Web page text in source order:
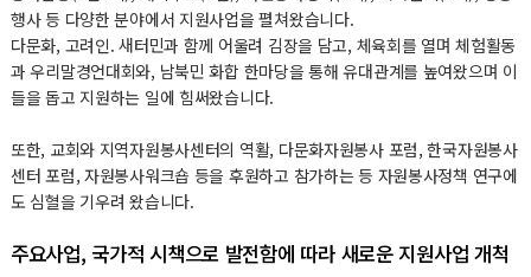
행사 등 다양한 분야에서 지원사업을 펼쳐왔습니다.
다문화, 고려인. 새터민과 함께 어울려 김장을 담고, 체육회를 열며 체험활동
과 우리말경언대회와, 남북민 화합 한마당을 통해 유대관계를 높여왔으며 이
들을 돕고 지원하는 일에 힘써왔습니다.
또한, 교회와 지역자원봉사센터의 역활, 다문화자원봉사 포럼, 한국자원봉사
센터 포럼, 자원봉사워크숍 등을 후원하고 참가하는 등 자원봉사정책 연구에
도 심혈을 기우려 왔습니다.
주요사업, 국가적 시책으로 발전함에 따라 새로운 지원사업 개척